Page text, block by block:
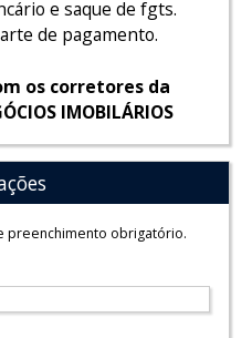
e saque de fgts.
de pagamento.
os corretores da
IMOBILÁRIOS
preenchimento obrigatório.